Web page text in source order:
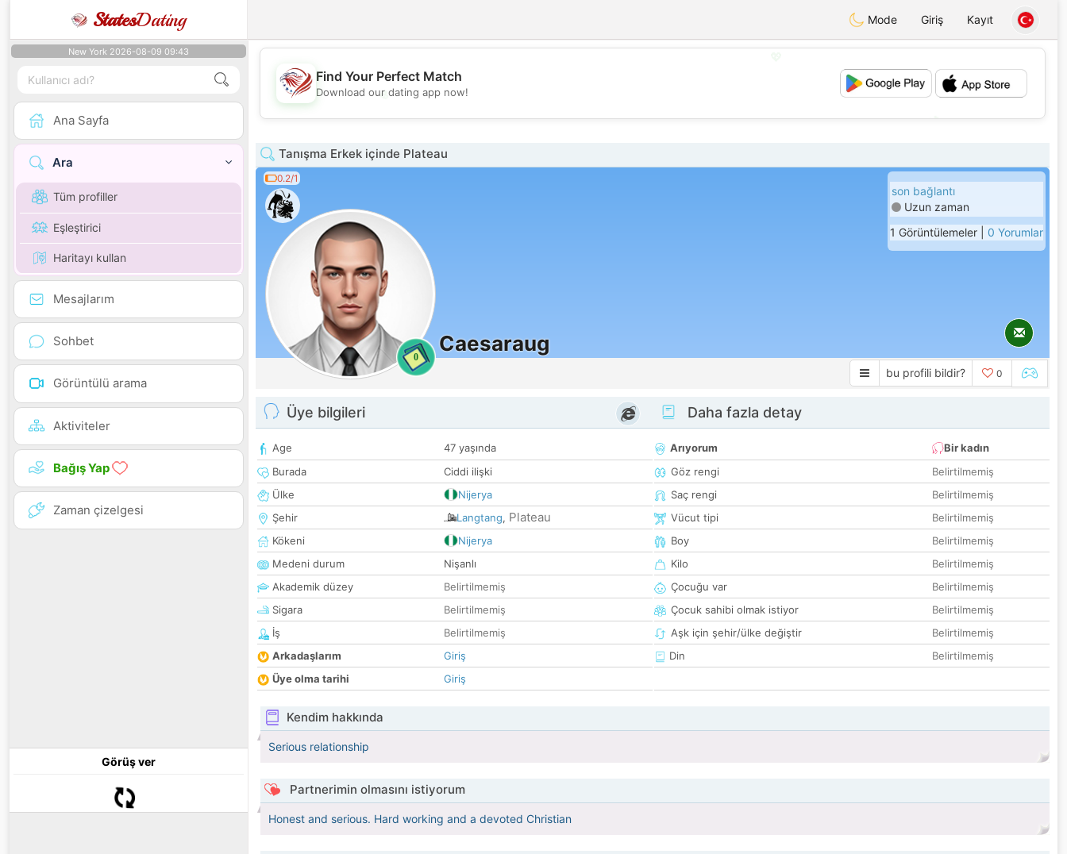
StatesDating Mode Giriş Kayıt
New York 2026-08-09 09:43
Ana Sayfa
Ara
Tüm profiller
Eşleştirici
Haritayı kullan
Mesajlarım
Sohbet
Görüntülü arama
Aktiviteler
Bağış Yap
Zaman çizelgesi
Görüş ver
💖
💕
Find Your Perfect Match
Download our dating app now!
Tanışma Erkek içinde Plateau
0.2/1
0
Caesaraug
son bağlantı
Uzun zaman
1 Görüntülemeler | 0 Yorumlar
bu profili bildir? 0
Üye bilgileri
Age
47 yaşında
Burada
Ciddi ilişki
Ülke
Nijerya
Şehir
Langtang, Plateau
Kökeni
Nijerya
Medeni durum
Nişanlı
Akademik düzey
Belirtilmemiş
Sigara
Belirtilmemiş
İş
Belirtilmemiş
Arkadaşlarım
Giriş
Üye olma tarihi
Giriş
Daha fazla detay
Arıyorum
Bir kadın
Göz rengi
Belirtilmemiş
Saç rengi
Belirtilmemiş
Vücut tipi
Belirtilmemiş
Boy
Belirtilmemiş
Kilo
Belirtilmemiş
Çocuğu var
Belirtilmemiş
Çocuk sahibi olmak istiyor
Belirtilmemiş
Aşk için şehir/ülke değiştir
Belirtilmemiş
Din
Belirtilmemiş
Kendim hakkında
Serious relationship
Partnerimin olmasını istiyorum
Honest and serious. Hard working and a devoted Christian